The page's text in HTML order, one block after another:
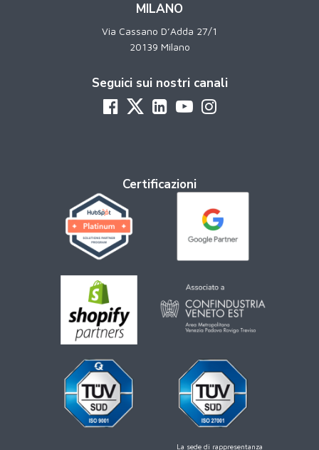
MILANO
Via Cassano D’Adda 27/1
20139 Milano
Seguici sui nostri canali
Certificazioni
La sede di rappresentanza